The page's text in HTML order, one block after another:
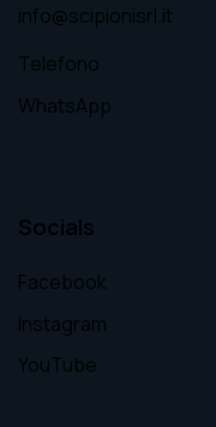
info@scipionisrl.it
Telefono
WhatsApp
Socials
Facebook
Instagram
YouTube